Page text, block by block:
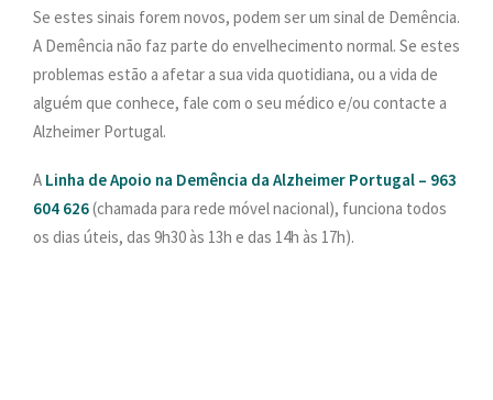
Se estes sinais forem novos, podem ser um sinal de Demência.
A Demência não faz parte do envelhecimento normal. Se estes
problemas estão a afetar a sua vida quotidiana, ou a vida de
alguém que conhece, fale com o seu médico e/ou contacte a
Alzheimer Portugal.
A Linha de Apoio na Demência da Alzheimer Portugal – 963
604 626(chamada para rede móvel nacional), funciona todos
os dias úteis, das 9h30 às 13h e das 14h às 17h).